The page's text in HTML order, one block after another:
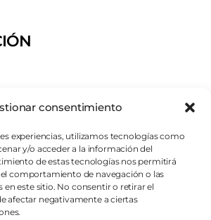
consentimiento
experiencias, utilizamos tecnologías como
y/o acceder a la información del
de estas tecnologías nos permitirá
comportamiento de navegación o las
en este sitio. No consentir o retirar el
afectar negativamente a ciertas